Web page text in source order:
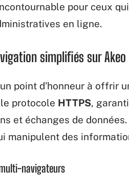
pour ceux
en ligne.
simplifiés sur Akeo
point d’honneur à offrir
protocole HTTPS,
et échanges de
manipulent des
navigateurs